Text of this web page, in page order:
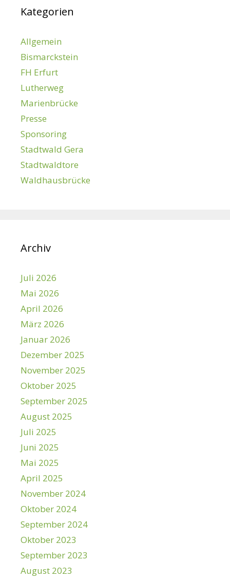
Kategorien
Allgemein
Bismarckstein
FH Erfurt
Lutherweg
Marienbrücke
Presse
Sponsoring
Stadtwald Gera
Stadtwaldtore
Waldhausbrücke
Archiv
Juli 2026
Mai 2026
April 2026
März 2026
Januar 2026
Dezember 2025
November 2025
Oktober 2025
September 2025
August 2025
Juli 2025
Juni 2025
Mai 2025
April 2025
November 2024
Oktober 2024
September 2024
Oktober 2023
September 2023
August 2023